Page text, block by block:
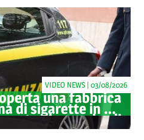
una fabbrica
di sigarette in via
1.350 kg di
tabacco
VIDEO NEWS | 03/08/2026